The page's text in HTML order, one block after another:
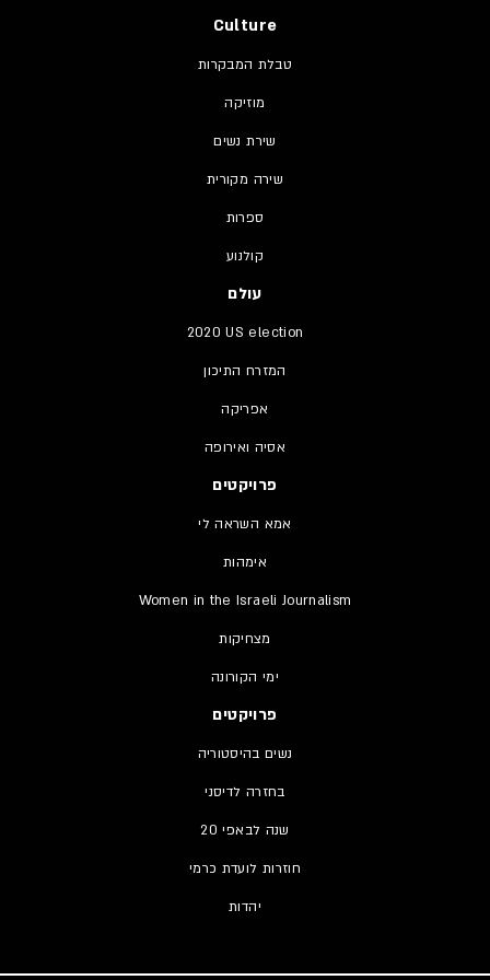
Culture
טבלת המבקרות
מוזיקה
שירת נשים
שירה מקורית
ספרות
קולנוע
עולם
2020 US election
המזרח התיכון
אפריקה
אסיה ואירופה
פרויקטים
אמא השראה לי
אימהות
Women in the Israeli Journalism
מצחיקות
ימי הקורונה
פרויקטים
נשים בהיסטוריה
בחזרה לדיסני
20 שנה לבאפי
חוזרות לועדת כרמי
יהדות